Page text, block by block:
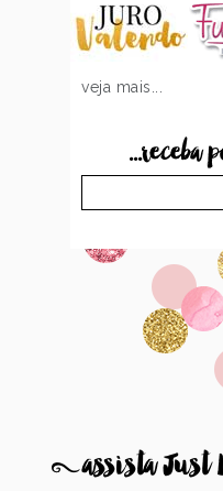
veja mais...
...receba
8assista Just